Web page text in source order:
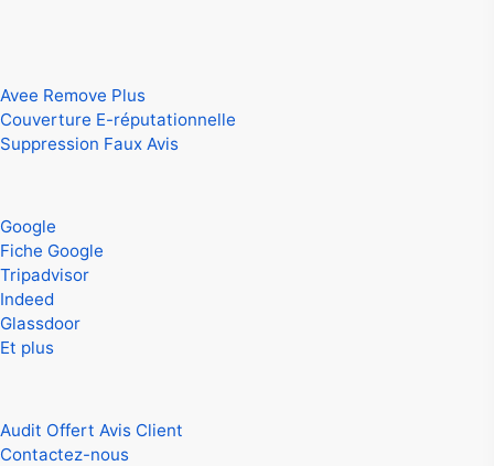
Avee Remove Plus
Couverture E-réputationnelle
Suppression Faux Avis
Google
Fiche Google
Tripadvisor
Indeed
Glassdoor
Et plus
Audit Offert Avis Client
Contactez-nous